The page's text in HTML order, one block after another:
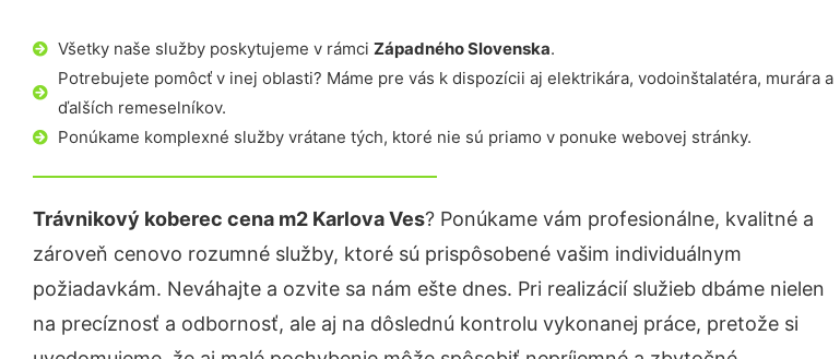
Všetky naše služby poskytujeme v rámci Západného Slovenska.
Potrebujete pomôcť v inej oblasti? Máme pre vás k dispozícii aj elektrikára, vodoinštalatéra, murára a
ďalších remeselníkov.
Ponúkame komplexné služby vrátane tých, ktoré nie sú priamo v ponuke webovej stránky.
Trávnikový koberec cena m2 Karlova Ves? Ponúkame vám profesionálne, kvalitné a
zároveň cenovo rozumné služby, ktoré sú prispôsobené vašim individuálnym
požiadavkám. Neváhajte a ozvite sa nám ešte dnes. Pri realizácií služieb dbáme nielen
na precíznosť a odbornosť, ale aj na dôslednú kontrolu vykonanej práce, pretože si